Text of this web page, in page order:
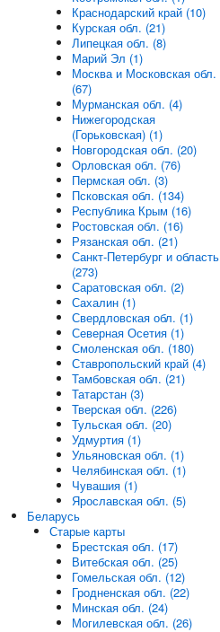
Краснодарский край (10)
Курская обл. (21)
Липецкая обл. (8)
Марий Эл (1)
Москва и Московская обл.
(67)
Мурманская обл. (4)
Нижегородская
(Горьковская) (1)
Новгородская обл. (20)
Орловская обл. (76)
Пермская обл. (3)
Псковская обл. (134)
Республика Крым (16)
Ростовская обл. (16)
Рязанская обл. (21)
Санкт-Петербург и область
(273)
Саратовская обл. (2)
Сахалин (1)
Свердловская обл. (1)
Северная Осетия (1)
Смоленская обл. (180)
Ставропольский край (4)
Тамбовская обл. (21)
Татарстан (3)
Тверская обл. (226)
Тульская обл. (20)
Удмуртия (1)
Ульяновская обл. (1)
Челябинская обл. (1)
Чувашия (1)
Ярославская обл. (5)
Беларусь
Старые карты
Брестская обл. (17)
Витебская обл. (25)
Гомельская обл. (12)
Гродненская обл. (22)
Минская обл. (24)
Могилевская обл. (26)